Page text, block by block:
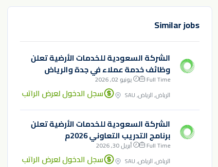
Similar jobs
الشركة السعودية للخدمات الأرضية تعلن
وظائف خدمة عملاء في جدة والرياض
Full Time
يونيو 02, 2026
الرياض, الرياض, SAU
سجل الدخول لعرض الراتب
الشركة السعودية للخدمات الأرضية تعلن
برنامج التدريب التعاوني 2026م
Full Time
أبريل 30, 2026
الرياض, الرياض, SAU
سجل الدخول لعرض الراتب